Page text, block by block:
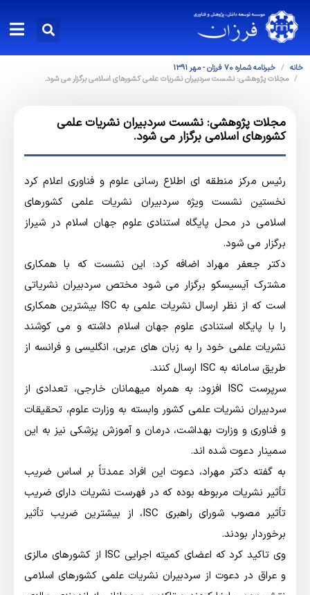
خانه
خبرنامه شماره 70 فرزان - مهر 1391
مجلات پژوهشی: نشست سردبیران نشریات علمی کشورهای اسلامی برگزار می شود.
مجلات پژوهشی: نشست سردبیران نشریات علمی
کشورهای اسلامی برگزار می شود.
رئیس مرکز منطقه ای اطلاع رسانی علوم و فناوری اعلام کرد
نخستین نشست ویژه سردبیران نشریات علمی کشورهای
اسلامی در محل پایگاه استنادی علوم جهان اسلام در شیراز
برگزار می شود.
دکتر جعفر مهراد اضافه کرد: این نشست که با همکاری
مشترک آیسیسکو برگزار می شود مختص سردبیران نشریاتی
است که از نظر ارسال نشریات علمی به ISC بیشترین همکاری
را با پایگاه استنادی علوم جهان اسلام داشته و می کوشند
نشریات علمی خود را به زبان های عربی، انگلیسی و فرانسه از
طریق سامانه به ISC ارسال کنند.
سرپرست ISC افزود: به همراه میهمانان خارجی، تعدادی از
سردبیران نشریات علمی کشور وابسته به وزارت علوم، تحقیقات
و فناوری و وزارت بهداشت، درمان و آموزش پزشکی نیز به این
سمینار دعوت شده اند.
به گفته دکتر مهراد، دعوت این افراد عمدتاً بر اساس ضریب
تأثیر نشریات مربوطه بوده که در فهرست نشریات دارای ضریب
تأثیر مصوب شورای راهبری ISC، از بیشترین ضریب تأثیر
برخوردار بودند.
وی تاکید کرد که اعضای کمیته اجرایی ISC از کشورهای مالزی
و عراق در دعوت از سردبیران نشریات علمی کشورهای اسلامی